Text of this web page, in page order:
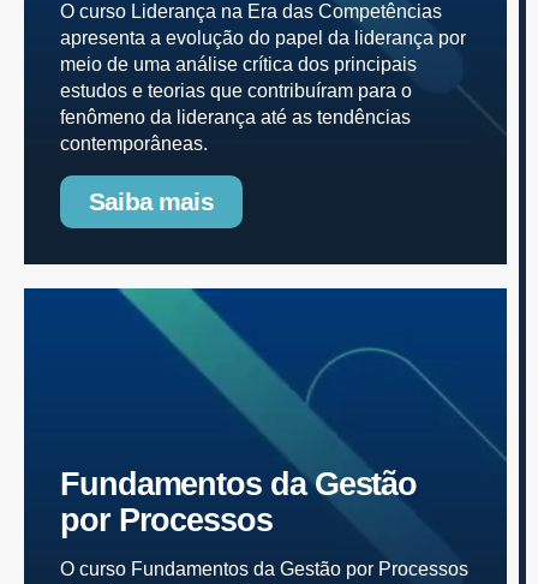
O curso Liderança na Era das Competências
apresenta a evolução do papel da liderança por
meio de uma análise crítica dos principais
estudos e teorias que contribuíram para o
fenômeno da liderança até as tendências
contemporâneas.
Saiba mais
Fundamentos da Gestão
por Processos
O curso Fundamentos da Gestão por Processos